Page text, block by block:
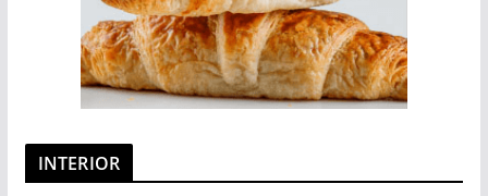
INTERIOR